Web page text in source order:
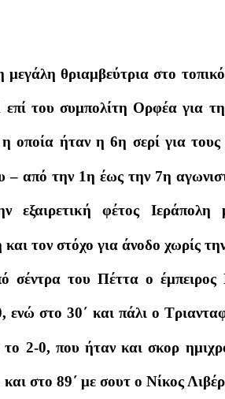
θριαμβεύτρια στο
επί του συμπολίτη Ορφέα για
ήταν η 6η σερί για
– από την 1η έως την 7η
εξαιρετική φέτος
τον στόχο για άνοδο χωρίς
σέντρα του Πέττα ο
ενώ στο 30΄ και πάλι ο
το 2-0, που ήταν και σκορ
στο 89΄ με σουτ ο Νίκος